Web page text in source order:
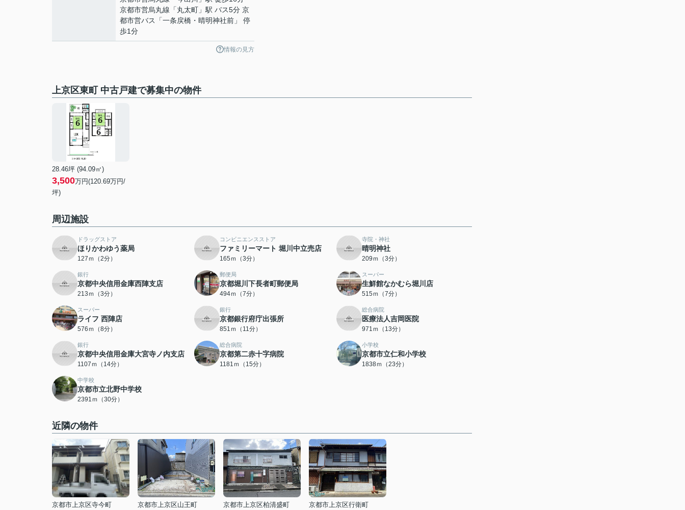
京都市営烏丸線 「丸太町 」駅 バス5分 京
都市営バス「一条戻橋・晴明神社前」 停
歩1分
情報の見方
上京区東町 中古戸建で募集中の物件
28.46坪 (94.09㎡)
3,500万円(120.69万円/
坪)
周辺施設
ドラッグストア
ほりかわゆう薬局
127ｍ（2分）
コンビニエンスストア
ファミリーマート 堀川中立売店
165ｍ（3分）
寺院・神社
晴明神社
209ｍ（3分）
銀行
京都中央信用金庫西陣支店
213ｍ（3分）
郵便局
京都堀川下長者町郵便局
494ｍ（7分）
スーパー
生鮮館なかむら堀川店
515ｍ（7分）
スーパー
ライフ 西陣店
576ｍ（8分）
銀行
京都銀行府庁出張所
851ｍ（11分）
総合病院
医療法人吉岡医院
971ｍ（13分）
銀行
京都中央信用金庫大宮寺ノ内支店
1107ｍ（14分）
総合病院
京都第二赤十字病院
1181ｍ（15分）
小学校
京都市立仁和小学校
1838ｍ（23分）
中学校
京都市立北野中学校
2391ｍ（30分）
近隣の物件
京都市上京区寺今町
京都市上京区山王町
京都市上京区柏清盛町
京都市上京区行衛町